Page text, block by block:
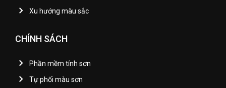
Xu hướng màu sắc
CHÍNH SÁCH
Phần mềm tính sơn
Tự phối màu sơn